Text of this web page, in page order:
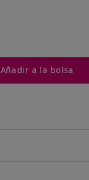
Añadir a la bolsa